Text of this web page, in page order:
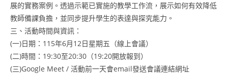
展的實務案例。透過示範已實施的教學工作流，展示如何有效降低
教師備課負擔，並同步提升學生的表達與探究能力。
三、活動時間與資訊：
(一)日期：115年6月12日星期五（線上會議）
(二)時間：19:30至20:30（19:20開放報到）
(三)Google Meet / 活動前一天會email發送會議連結網址